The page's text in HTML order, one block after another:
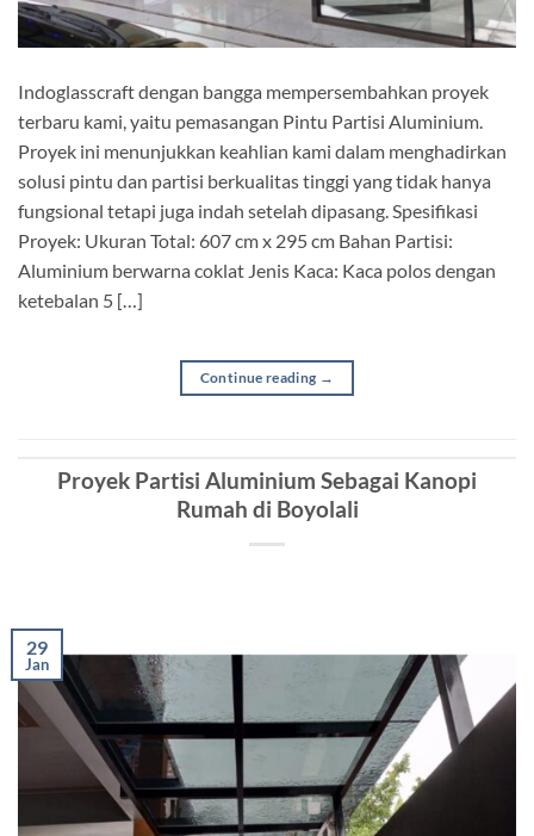
Indoglasscraft dengan bangga mempersembahkan proyek
terbaru kami, yaitu pemasangan Pintu Partisi Aluminium.
Proyek ini menunjukkan keahlian kami dalam menghadirkan
solusi pintu dan partisi berkualitas tinggi yang tidak hanya
fungsional tetapi juga indah setelah dipasang. Spesifikasi
Proyek: Ukuran Total: 607 cm x 295 cm Bahan Partisi:
Aluminium berwarna coklat Jenis Kaca: Kaca polos dengan
ketebalan 5 […]
Continue reading →
Proyek Partisi Aluminium Sebagai Kanopi
Rumah di Boyolali
29
Jan